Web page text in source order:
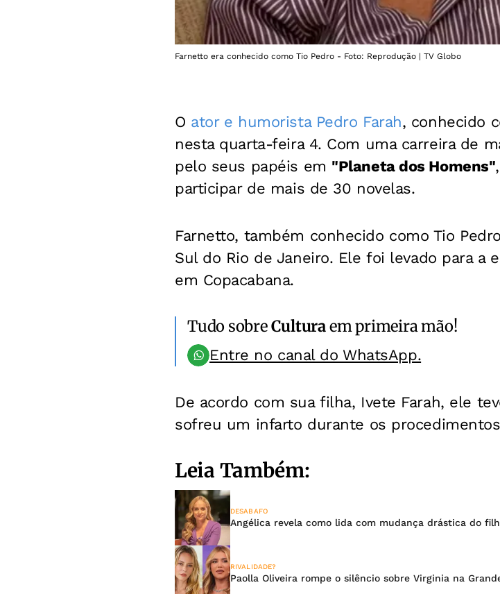
Farnetto era conhecido como Tio Pedro - Foto: Reprodução | TV Globo
O ator e humorista Pedro Farah, conhecido
nesta quarta-feira 4. Com uma carreira de
pelo seus papéis em "Planeta dos Homens",
participar de mais de 30 novelas.
Farnetto, também conhecido como Tio
Sul do Rio de Janeiro. Ele foi levado para a
em Copacabana.
Tudo sobreCulturaem primeira mão!
Entre no canal do WhatsApp.
De acordo com sua filha, Ivete Farah, ele
sofreu um infarto durante os
Leia Também:
DESABAFO
Angélica revela como lida com mudança drástica do
RIVALIDADE?
Paolla Oliveira rompe o silêncio sobre Virginia na